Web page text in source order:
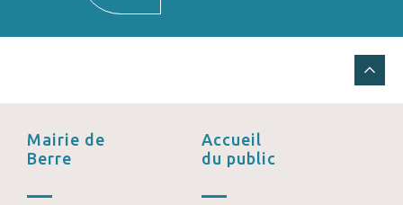
Mairie de
Berre
Accueil
du public